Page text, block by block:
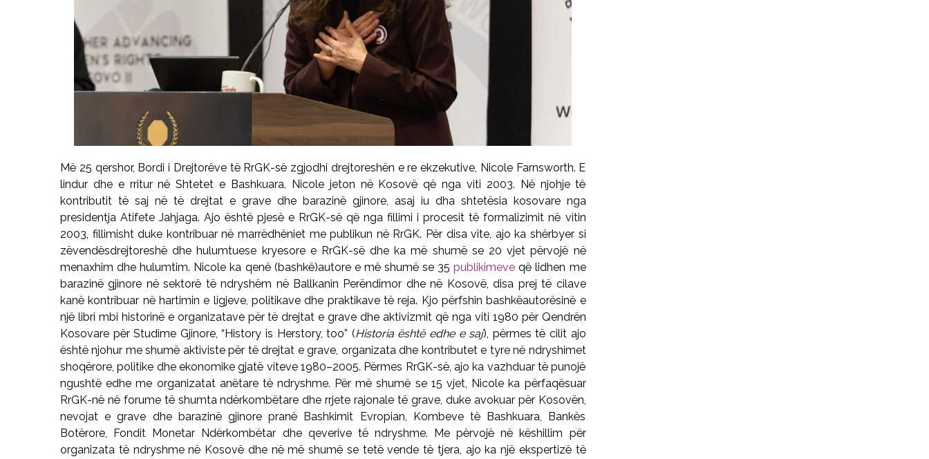
Më 25 qershor, Bordi i Drejtorëve të RrGK-së zgjodhi drejtoreshën e re ekzekutive, Nicole Farnsworth. E
lindur dhe e rritur në Shtetet e Bashkuara, Nicole jeton në Kosovë që nga viti 2003. Në njohje të
kontributit të saj në të drejtat e grave dhe barazinë gjinore, asaj iu dha shtetësia kosovare nga
presidentja Atifete Jahjaga. Ajo është pjesë e RrGK-së që nga fillimi i procesit të formalizimit në vitin
2003, fillimisht duke kontribuar në marrëdhëniet me publikun në RrGK. Për disa vite, ajo ka shërbyer si
zëvendësdrejtoreshë dhe hulumtuese kryesore e RrGK-së dhe ka më shumë se 20 vjet përvojë në
menaxhim dhe hulumtim. Nicole ka qenë (bashkë)autore e më shumë se 35publikimeve që lidhen me
barazinë gjinore në sektorë të ndryshëm në Ballkanin Perëndimor dhe në Kosovë, disa prej të cilave
kanë kontribuar në hartimin e ligjeve, politikave dhe praktikave të reja. Kjo përfshin bashkëautorësinë e
një libri mbi historinë e organizatave për të drejtat e grave dhe aktivizmit që nga viti 1980 për Qendrën
Kosovare për Studime Gjinore, “History is Herstory, too” (Historia është edhe e saj), përmes të cilit ajo
është njohur me shumë aktiviste për të drejtat e grave, organizata dhe kontributet e tyre në ndryshimet
shoqërore, politike dhe ekonomike gjatë viteve 1980–2005. Përmes RrGK-së, ajo ka vazhduar të punojë
ngushtë edhe me organizatat anëtare të ndryshme. Për më shumë se 15 vjet, Nicole ka përfaqësuar
RrGK-në në forume të shumta ndërkombëtare dhe rrjete rajonale të grave, duke avokuar për Kosovën,
nevojat e grave dhe barazinë gjinore pranë Bashkimit Evropian, Kombeve të Bashkuara, Bankës
Botërore, Fondit Monetar Ndërkombëtar dhe qeverive të ndryshme. Me përvojë në këshillim për
organizata të ndryshme në Kosovë dhe në më shumë se tetë vende të tjera, ajo ka një ekspertizë të